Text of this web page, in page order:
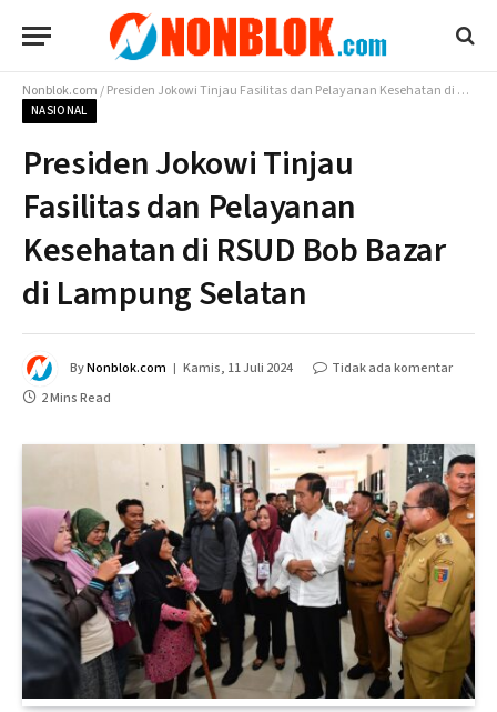
Nonblok.com/Presiden Jokowi Tinjau Fasilitas dan Pelayanan Kesehatan di RSUD Bob Bazar di Lampung Selatan
NASIONAL
Presiden Jokowi Tinjau
Fasilitas dan Pelayanan
Kesehatan di RSUD Bob Bazar
di Lampung Selatan
ByNonblok.com Kamis, 11 Juli 2024
Tidak ada komentar
2 Mins Read